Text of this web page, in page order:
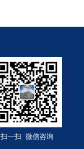
扫一扫 微信咨询